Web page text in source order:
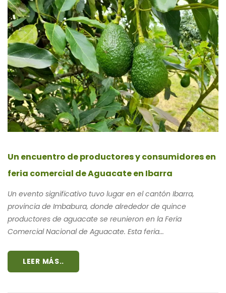
Un encuentro de productores y consumidores en
feria comercial de Aguacate en Ibarra
Un evento significativo tuvo lugar en el cantón Ibarra,
provincia de Imbabura, donde alrededor de quince
productores de aguacate se reunieron en la Feria
Comercial Nacional de Aguacate. Esta feria...
LEER MÁS..